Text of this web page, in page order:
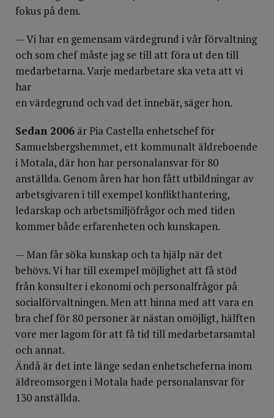
fokus på dem.
— Vi har en gemensam värdegrund i vår förvaltning
och som chef måste jag se till att föra ut den till
medarbetarna. Varje medarbetare ska veta att vi
har
en värdegrund och vad det innebär, säger hon.
Sedan 2006 är Pia Castella enhetschef för
Samuelsbergshemmet, ett kommunalt äldreboende
i Motala, där hon har personalansvar för 80
anställda. Genom åren har hon fått utbildningar av
arbetsgivaren i till exempel konflikthantering,
ledarskap och arbetsmiljöfrågor och med tiden
kommer både erfarenheten och kunskapen.
— Man får söka kunskap och ta hjälp när det
behövs. Vi har till exempel möjlighet att få stöd
från konsulter i ekonomi och personalfrågor på
social­förvaltningen. Men att hinna med att vara en
bra chef för 80 personer är nästan omöjligt, hälften
vore mer lagom för att få tid till medarbetarsamtal
och annat.
Ändå är det inte länge sedan enhetscheferna inom
äldreomsorgen i Motala hade personalansvar för
130 anställda.